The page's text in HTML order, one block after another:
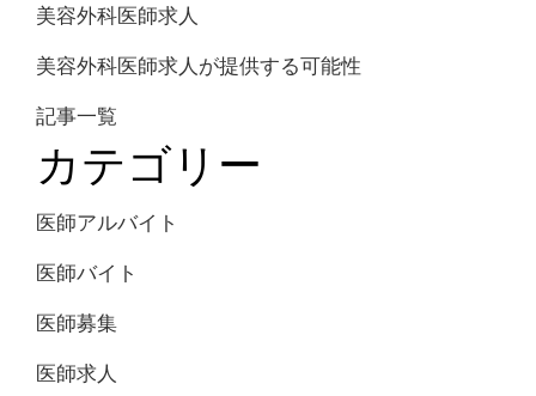
美容外科医師求人
美容外科医師求人が提供する可能性
記事一覧
カテゴリー
医師アルバイト
医師バイト
医師募集
医師求人